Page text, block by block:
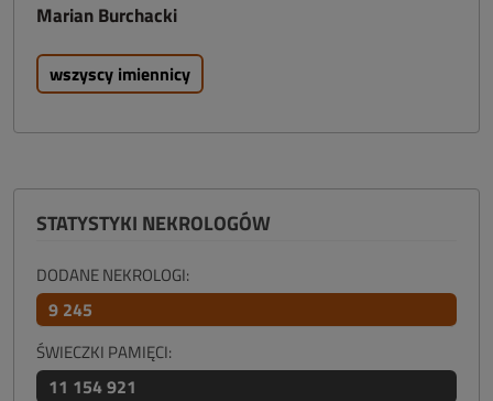
Marian Burchacki
wszyscy imiennicy
STATYSTYKI NEKROLOGÓW
DODANE NEKROLOGI:
9 245
ŚWIECZKI PAMIĘCI:
11 154 921